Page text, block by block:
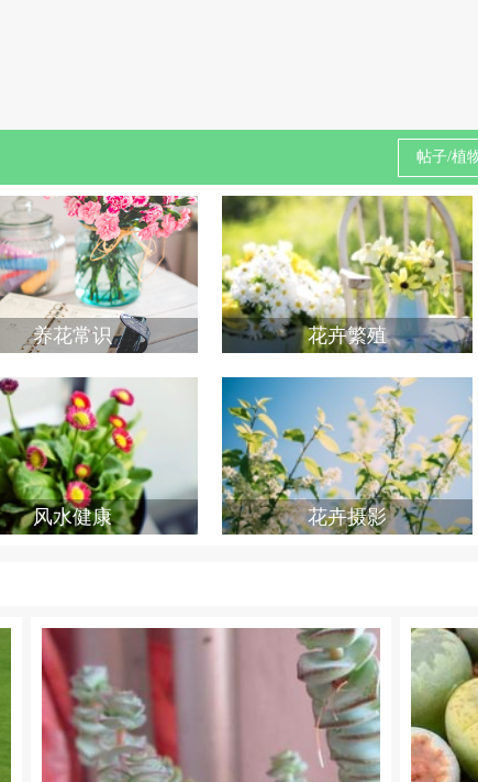
养花常识 花卉繁殖
风水健康 花卉摄影